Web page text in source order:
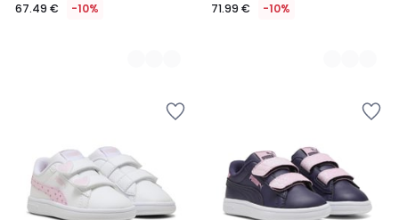
67.49 € -10% 71.99 € -10%